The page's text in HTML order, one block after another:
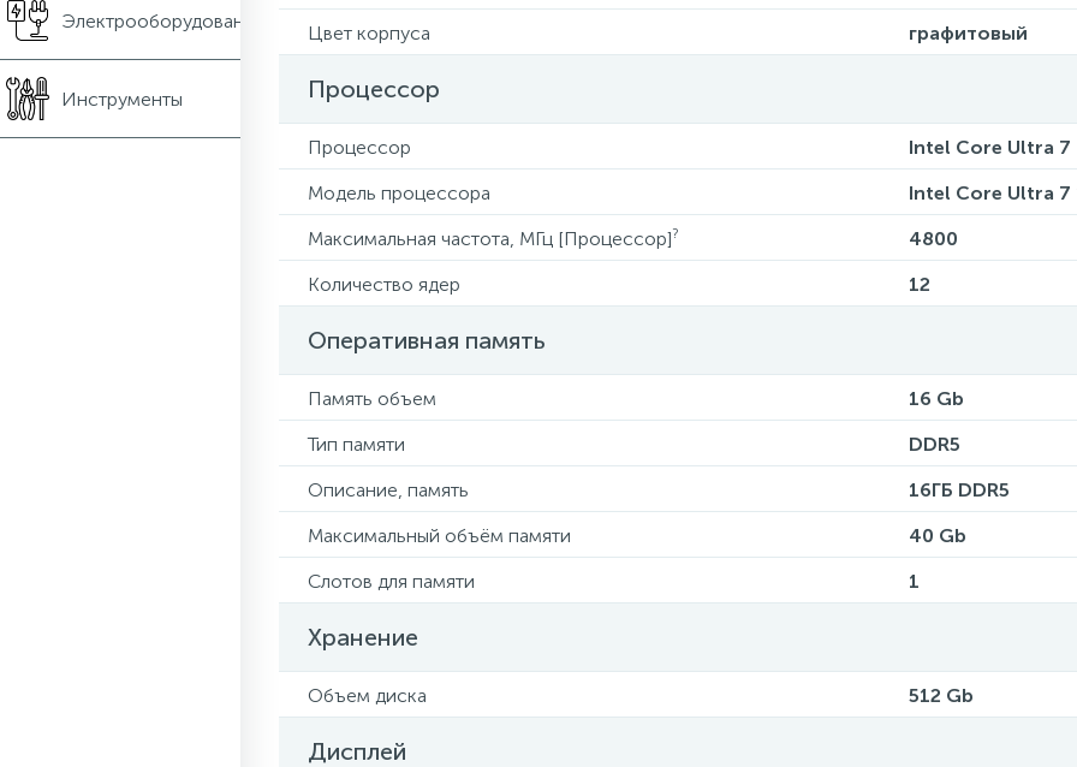
Электрооборудование
Инструменты
Цвет корпуса
графитовый
Процессор
Процессор
Intel Core Ultra 7
Модель процессора
Intel Core Ultra 7
Максимальная частота, МГц [Процессор]?
4800
Количество ядер
12
Оперативная память
Память объем
16 Gb
Тип памяти
DDR5
Описание, память
16ГБ DDR5
Максимальный объём памяти
40 Gb
Слотов для памяти
1
Хранение
Объем диска 512 Gb
Дисплей